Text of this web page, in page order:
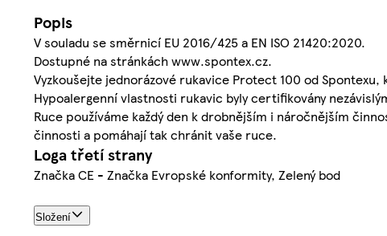
Popis
V souladu se směrnicí EU 2016/425 a EN ISO 21420:2020.
Dostupné na stránkách www.spontex.cz.
Vyzkoušejte jednorázové rukavice Protect 100 od
Hypoalergenní vlastnosti rukavic byly certifikovány
Ruce používáme každý den k drobnějším i náročnějším
činnosti a pomáhají tak chránit vaše ruce.
Loga třetí strany
Značka CE - Značka Evropské konformity, Zelený bod
Složení